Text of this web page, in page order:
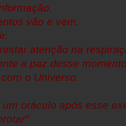
vão e vem.
atenção na
a paz desse
o Universo.
um oráculo após esse